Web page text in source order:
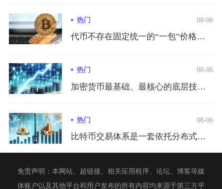
热门 08-06
代币不存在固定统一的“一包”价格，一包代币的实际价值由发售定...
热门 08-06
加密货币最基础、最核心的底层技术是区块链技术，整套技术体系以...
热门 08-06
比特币交易体系是一套依托分布式节点、UTXO记账模型、密码学...
免责声明：本网站、超链接、相关应用程序、论坛、博客等媒
体账户以及其他平台和用户发布的所有内容均来源于第三方平